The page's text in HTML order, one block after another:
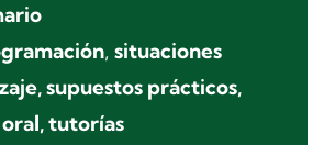
, situaciones
supuestos prácticos,
tutorías